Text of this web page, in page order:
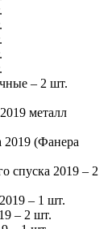
– 2 шт.
металл
2019 (Фанера
спуска 2019 – 2
– 1 шт.
– 2 шт.